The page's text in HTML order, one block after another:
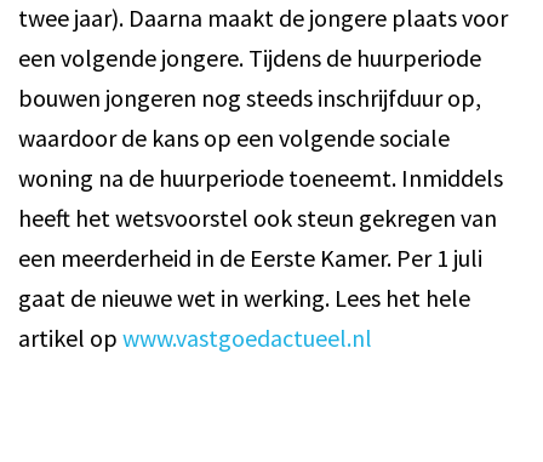
twee jaar). Daarna maakt de jongere plaats voor
een volgende jongere. Tijdens de huurperiode
bouwen jongeren nog steeds inschrijfduur op,
waardoor de kans op een volgende sociale
woning na de huurperiode toeneemt. Inmiddels
heeft het wetsvoorstel ook steun gekregen van
een meerderheid in de Eerste Kamer. Per 1 juli
gaat de nieuwe wet in werking. Lees het hele
artikel op www.vastgoedactueel.nl